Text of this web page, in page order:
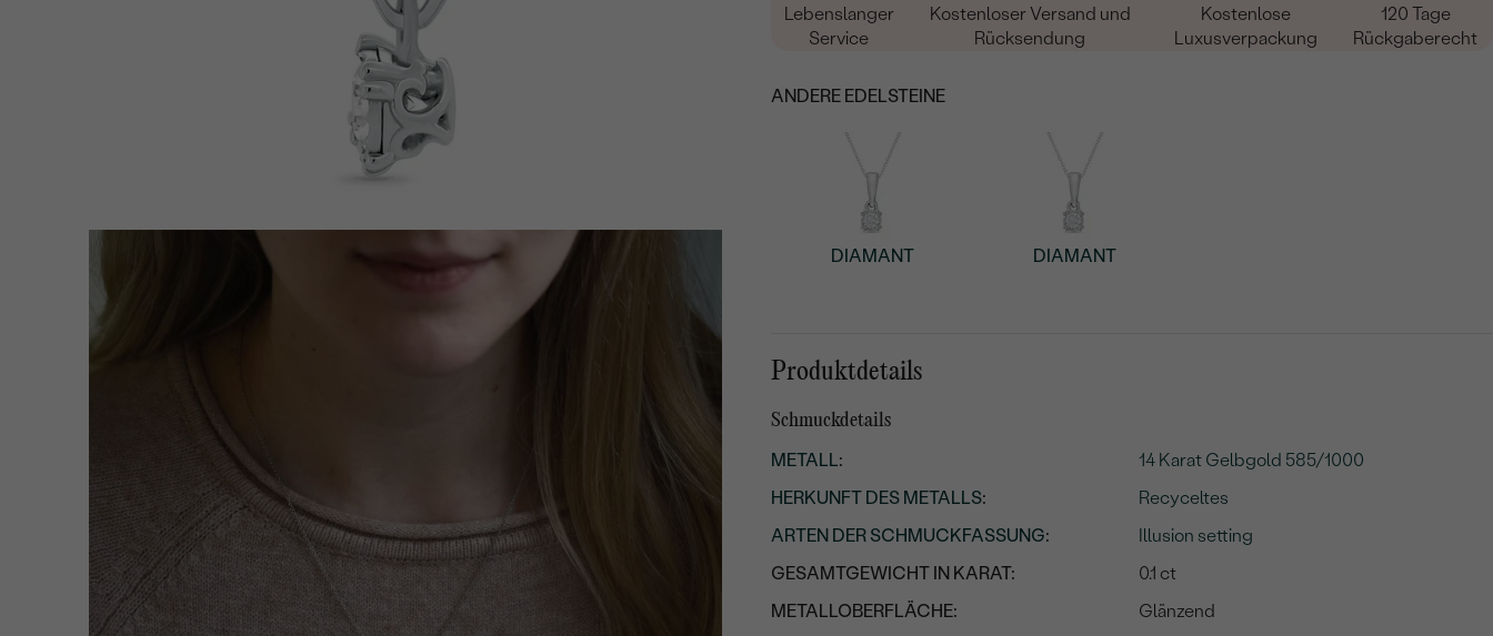
Lebenslanger
Service
Kostenloser Versand und
Rücksendung
Kostenlose
Luxusverpackung
120 Tage
Rückgaberecht
ANDERE EDELSTEINE
DIAMANT DIAMANT
Produktdetails
Schmuckdetails
METALL:
14 Karat Gelbgold 585/1000
HERKUNFT DES METALLS:
Recyceltes
ARTEN DER SCHMUCKFASSUNG:
Illusion setting
GESAMTGEWICHT IN KARAT:
0.1 ct
METALLOBERFLÄCHE:
Glänzend